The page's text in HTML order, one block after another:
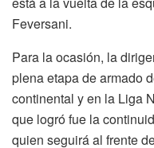
Feversani.
Para la ocasión, la
plena etapa de armado
continental y en la Liga
que logró fue la
quien seguirá al frente